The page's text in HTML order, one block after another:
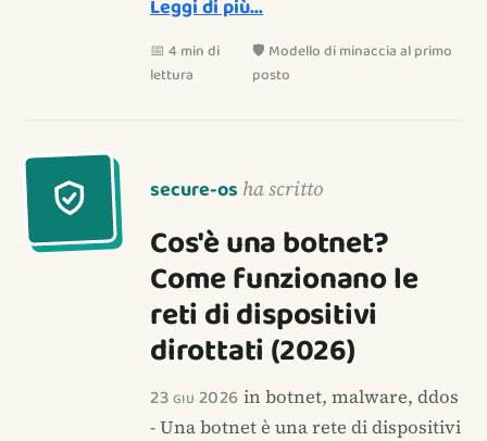
Leggi di più…
📅 4 min di
lettura
🛡️ Modello di minaccia al primo
posto
secure-os ha scritto
Cos'è una botnet?
Come funzionano le
reti di dispositivi
dirottati (2026)
23 giu 2026 in botnet, malware, ddos
- Una botnet è una rete di dispositivi